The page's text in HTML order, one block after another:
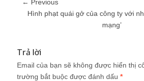
← Previous
Hình phạt quái gở của công ty với
mạng’
Trả lời
Email của bạn sẽ không được hiển thị
trường bắt buộc được đánh dấu *